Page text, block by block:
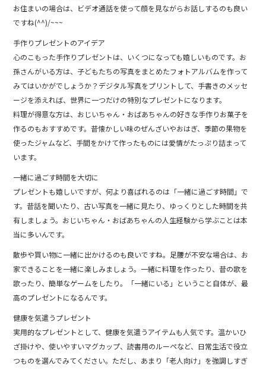
お住まいの場合は、ビデオ通話を使って顔を見ながらお話しするのも良い
ですね(^^)/~~~
手作りプレゼントのアイデア
心のこもった手作りプレゼントは、いくつになっても嬉しいものです。お
孫さんがいる方は、子どもたちの写真をまとめたフォトアルバムを作って
みてはいかがでしょうか？デジタル写真をプリントして、手書きのメッセ
ージを添えれば、世界に一つだけの特別なプレゼントになります。
料理が得意な方は、おじいちゃん・おばあちゃんの好きな手作りお菓子を
作るのもおすすめです。昔懐かしい味のぜんざいやおはぎ、季節の果物を
使ったジャムなど、手間をかけて作ったものには愛情がたっぷり詰まって
います。
一緒に過ごす時間を大切に
プレゼントも嬉しいですが、何より喜ばれるのは「一緒に過ごす時間」で
す。昔話を聞いたり、古い写真を一緒に見たり、ゆっくりとした時間を共
有しましょう。おじいちゃん・おばあちゃんの人生経験から学ぶことは本
当に多いんです。
散歩や買い物に一緒に出かけるのも良いですね。足腰が不安な場合は、お
家できることを一緒に楽しみましょう。一緒に料理を作ったり、昔の歌を
歌ったり、簡単なゲームをしたり。「一緒にいる」ということ自体が、最
高のプレゼントになるんです。
健康を気遣うプレゼント
実用的なプレゼントとして、健康を気遣うアイテムも人気です。温かいひ
ざ掛けや、使いやすいマグカップ、読書用のルーペなど、日常生活で役立
つものを選んでみてください。ただし、あまり「老人向け」を強調しすぎ